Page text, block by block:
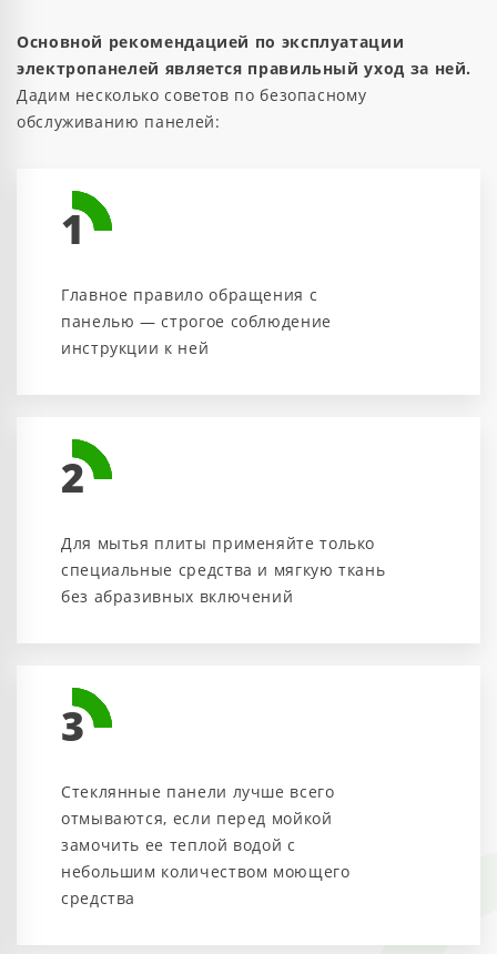
Основной рекомендацией по эксплуатации
электропанелей является правильный уход за ней.
Дадим несколько советов по безопасному
обслуживанию панелей:
1
Главное правило обращения с
панелью — строгое соблюдение
инструкции к ней
2
Для мытья плиты применяйте только
специальные средства и мягкую ткань
без абразивных включений
3
Стеклянные панели лучше всего
отмываются, если перед мойкой
замочить ее теплой водой с
небольшим количеством моющего
средства